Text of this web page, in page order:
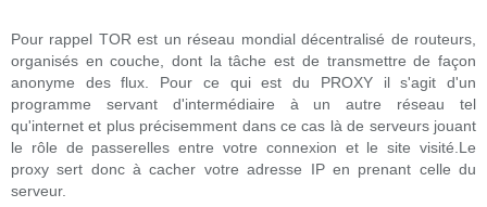
Pour rappel TOR est un réseau mondial décentralisé de routeurs,
organisés en couche, dont la tâche est de transmettre de façon
anonyme des flux. Pour ce qui est du PROXY il s'agit d'un
programme servant d'intermédiaire à un autre réseau tel
qu'internet et plus précisemment dans ce cas là de serveurs jouant
le rôle de passerelles entre votre connexion et le site visité.Le
proxy sert donc à cacher votre adresse IP en prenant celle du
serveur.